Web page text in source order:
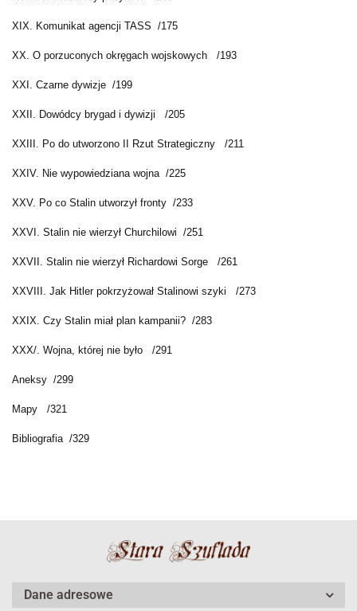
XIX. Komunikat agencji TASS /175
XX. O porzuconych okręgach wojskowych /193
XXI. Czarne dywizje /199
XXII. Dowódcy brygad i dywizji /205
XXIII. Po do utworzono II Rzut Strategiczny /211
XXIV. Nie wypowiedziana wojna /225
XXV. Po co Stalin utworzył fronty /233
XXVI. Stalin nie wierzył Churchilowi /251
XXVII. Stalin nie wierzył Richardowi Sorge /261
XXVIII. Jak Hitler pokrzyżował Stalinowi szyki /273
XXIX. Czy Stalin miał plan kampanii? /283
XXX/. Wojna, której nie było /291
Aneksy /299
Mapy /321
Bibliografia /329
Dane adresowe